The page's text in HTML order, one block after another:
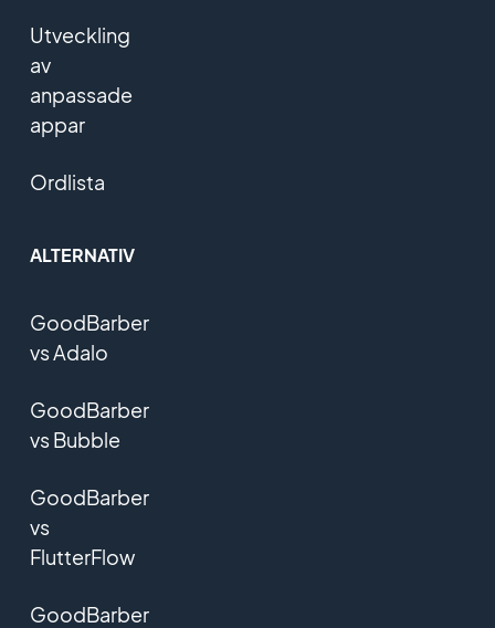
Utveckling
av
anpassade
appar
Ordlista
ALTERNATIV
GoodBarber
vs Adalo
GoodBarber
vs Bubble
GoodBarber
vs
FlutterFlow
GoodBarber